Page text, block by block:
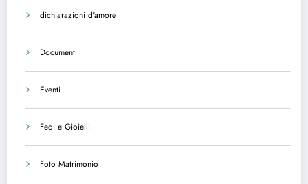
dichiarazioni d'amore
Documenti
Eventi
Fedi e Gioielli
Foto Matrimonio